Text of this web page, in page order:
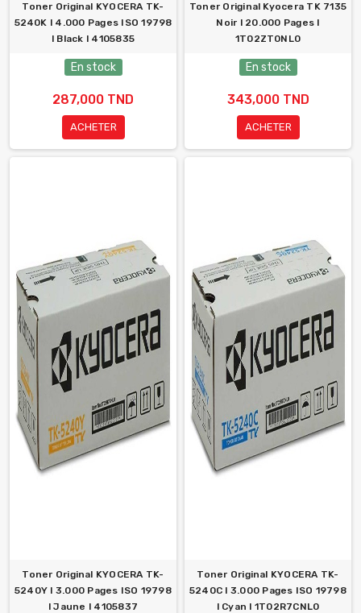
Toner Original KYOCERA TK-
5240K l 4.000 Pages ISO 19798
l Black l 4105835
En stock
287,000 TND
ACHETER
Toner Original Kyocera TK 7135
Noir l 20.000 Pages l
1T02ZT0NL0
En stock
343,000 TND
ACHETER
Toner Original KYOCERA TK-
5240Y l 3.000 Pages ISO 19798
l Jaune l 4105837
Toner Original KYOCERA TK-
5240C l 3.000 Pages ISO 19798
l Cyan l 1T02R7CNL0